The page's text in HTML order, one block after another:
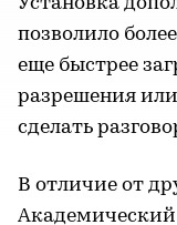
Установка
позволило
еще быстрее
разрешения
сделать
В отличие от
Академический